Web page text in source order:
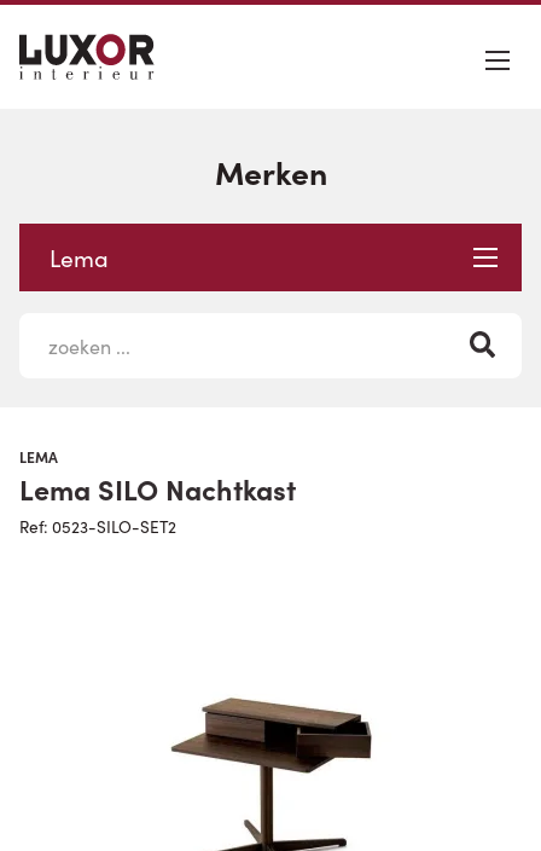
Merken
Lema
LEMA
Lema SILO Nachtkast
Ref: 0523-SILO-SET2